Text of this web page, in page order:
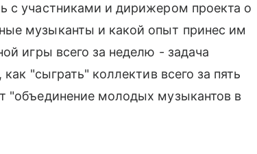
с участниками и дирижером проекта о
музыканты и какой опыт принес им
игры всего за неделю - задача
"сыграть" коллектив всего за пять
"объединение молодых музыкантов в